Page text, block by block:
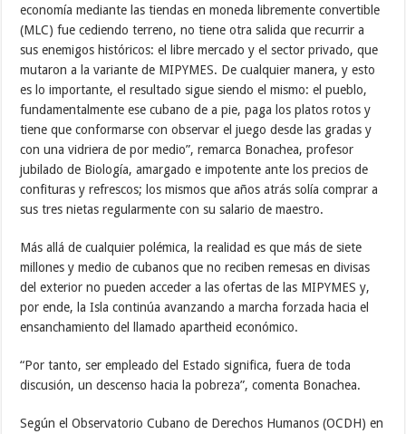
economía mediante las tiendas en moneda libremente convertible
(MLC) fue cediendo terreno, no tiene otra salida que recurrir a
sus enemigos históricos: el libre mercado y el sector privado, que
mutaron a la variante de MIPYMES. De cualquier manera, y esto
es lo importante, el resultado sigue siendo el mismo: el pueblo,
fundamentalmente ese cubano de a pie, paga los platos rotos y
tiene que conformarse con observar el juego desde las gradas y
con una vidriera de por medio”, remarca Bonachea, profesor
jubilado de Biología, amargado e impotente ante los precios de
confituras y refrescos; los mismos que años atrás solía comprar a
sus tres nietas regularmente con su salario de maestro.
Más allá de cualquier polémica, la realidad es que más de siete
millones y medio de cubanos que no reciben remesas en divisas
del exterior no pueden acceder a las ofertas de las MIPYMES y,
por ende, la Isla continúa avanzando a marcha forzada hacia el
ensanchamiento del llamado apartheid económico.
“Por tanto, ser empleado del Estado significa, fuera de toda
discusión, un descenso hacia la pobreza”, comenta Bonachea.
Según el Observatorio Cubano de Derechos Humanos (OCDH) en